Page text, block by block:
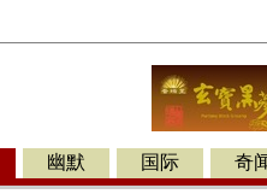
幽默 国际 奇